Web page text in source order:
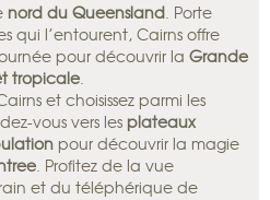
nord du Queensland. Porte
qui l’entourent, Cairns offre
pour découvrir la Grande
tropicale.
et choisissez parmi les
vous vers les plateaux
pour découvrir la magie
. Profitez de la vue
et du téléphérique de